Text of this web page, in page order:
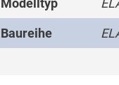
Modelltyp
Baureihe